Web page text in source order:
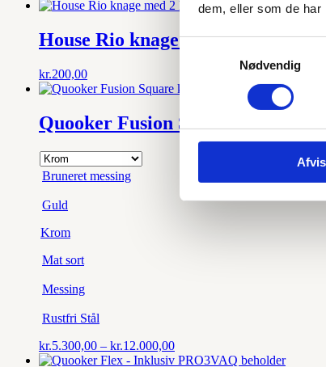
dem, eller som de har
Samtykkevalg
Nødvendig
Afvis
House Rio knage med 2 kroge i
kr.200,00
Quooker Fusion Square
Bruneret messing
Guld
Krom
Mat sort
Messing
Rustfri Stål
kr.5.300,00 – kr.12.000,00Prisinterval:
kr.5.300,00